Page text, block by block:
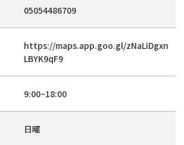
05054486709
https://maps.app.goo.gl/zNaLiDgxn
LBYK9qF9
9:00~18:00
日曜